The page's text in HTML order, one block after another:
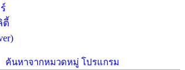
ตี้
ค้นหาจากหมวดหมู่ โปรแกรม